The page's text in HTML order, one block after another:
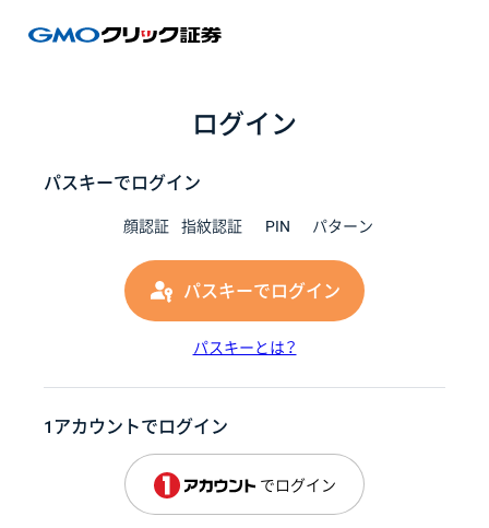
ログイン
パスキーでログイン
顔認証 指紋認証 PIN パターン
パスキーでログイン
パスキーとは？
1アカウントでログイン
でログイン